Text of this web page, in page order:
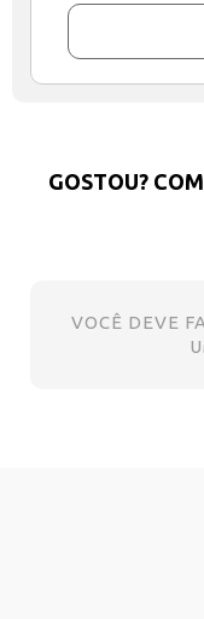
GOSTOU?
VOCÊ DEVE